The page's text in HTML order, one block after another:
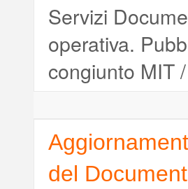
Servizi
operativa.
congiunto MIT
del